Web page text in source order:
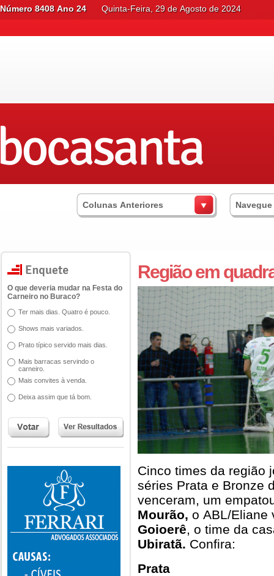
Número 8408 Ano 24 Quinta-Feira, 29 de Agosto de 2024
Colunas Anteriores
O que deveria mudar na Festa do
Carneiro no Buraco?
Ter mais dias. Quatro é pouco.
Shows mais variados.
Prato típico servido mais dias.
Mais barracas servindo o
carneiro.
Mais convites à venda.
Deixa assim que tá bom.
Região em
Cinco times da região
séries Prata e Bronze
venceram, um
Mourão, o ABL/Eliane
Goioerê , o time da
Ubiratã. Confira:
Prata